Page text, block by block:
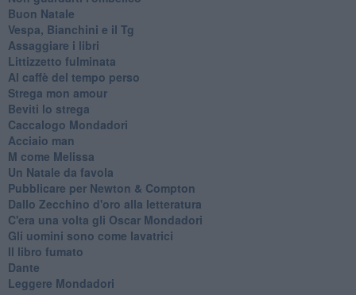
Buon Natale
Vespa, Bianchini e il Tg
Assaggiare i libri
Littizzetto fulminata
Al caffè del tempo perso
Strega mon amour
Beviti lo strega
Caccalogo Mondadori
Acciaio man
M come Melissa
Un Natale da favola
Pubblicare per Newton & Compton
Dallo Zecchino d'oro alla letteratura
C'era una volta gli Oscar Mondadori
Gli uomini sono come lavatrici
Il libro fumato
Dante
Leggere Mondadori